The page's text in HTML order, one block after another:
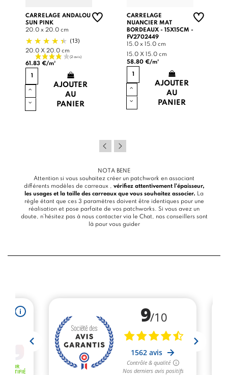
CARRELAGE ANDALOU
SUN PINK
20.0 x 20.0 cm
(13)
20.0 X 20.0 cm
61.83 €/m²
AJOUTER
AU
PANIER
CARRELAGE
NUANCIER MAT
BORDEAUX - 15X15CM -
FV2702449
15.0 x 15.0 cm
15.0 X 15.0 cm
58.80 €/m²
AJOUTER
AU
PANIER
NOTA BENE
Attention si vous souhaitez créer un patchwork en associant
différents modèles de carreaux , vérifiez attentivement l’épaisseur,
les usages et la taille des carreaux que vous souhaitez associer. La
règle étant que ces 3 paramètres doivent être identiques pour une
réalisation et pose parfaite de vos patchworks. Si vous avez un
doute, n’hésitez pas à nous contacter via le Chat, nos conseillers sont
là pour vous guider